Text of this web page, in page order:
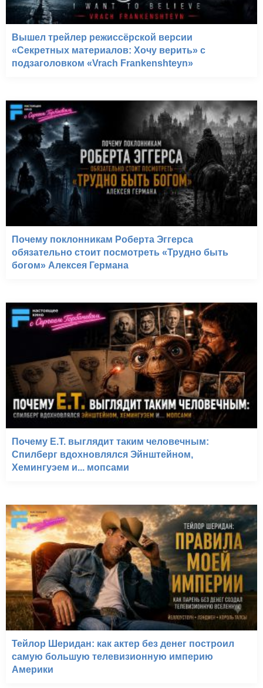
Вышел трейлер режиссёрской версии
«Секретных материалов: Хочу верить» с
подзаголовком «Vrach Frankenshteyn»
Почему поклонникам Роберта Эггерса
обязательно стоит посмотреть «Трудно быть
богом» Алексея Германа
Почему E.T. выглядит таким человечным:
Спилберг вдохновлялся Эйнштейном,
Хемингуэем и... мопсами
Тейлор Шеридан: как актер без денег построил
самую большую телевизионную империю
Америки